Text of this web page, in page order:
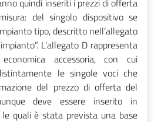
quindi inseriti i prezzi di offerta
del singolo dispositivo se
tipo, descritto nell’allegato
L’allegato D rappresenta
accessoria, con cui
le singole voci che
del prezzo di offerta del
deve essere inserito in
quali è stata prevista una base